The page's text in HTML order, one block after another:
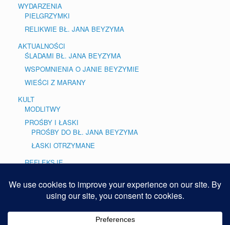
WYDARZENIA
PIELGRZYMKI
RELIKWIE BŁ. JANA BEYZYMA
AKTUALNOŚCI
ŚLADAMI BŁ. JANA BEYZYMA
WSPOMNIENIA O JANIE BEYZYMIE
WIEŚCI Z MARANY
KULT
MODLITWY
PROŚBY I ŁASKI
PROŚBY DO BŁ. JANA BEYZYMA
ŁASKI OTRZYMANE
REFLEKSJE
GALERIE